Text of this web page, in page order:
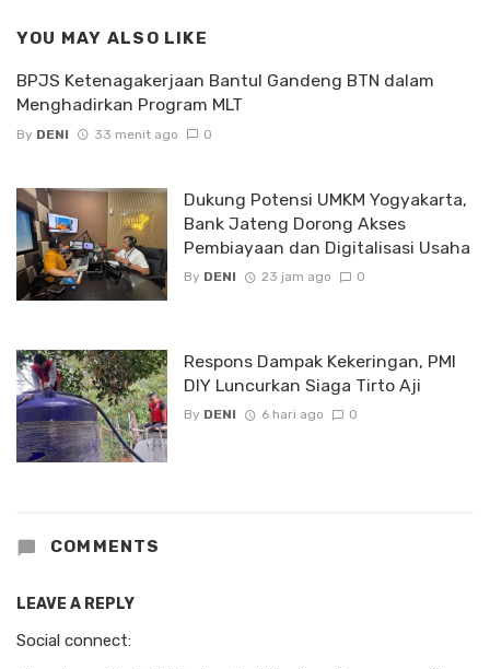
YOU MAY ALSO LIKE
BPJS Ketenagakerjaan Bantul Gandeng BTN dalam
Menghadirkan Program MLT
By DENI 33 menit ago 0
Dukung Potensi UMKM Yogyakarta,
Bank Jateng Dorong Akses
Pembiayaan dan Digitalisasi Usaha
By DENI 23 jam ago 0
Respons Dampak Kekeringan, PMI
DIY Luncurkan Siaga Tirto Aji
By DENI 6 hari ago 0
COMMENTS
LEAVE A REPLY
Social connect: